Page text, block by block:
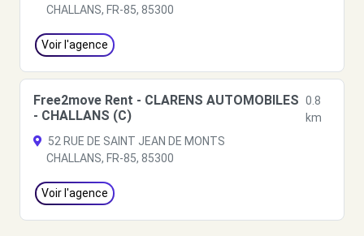
CHALLANS, FR-85, 85300
Voir l'agence
Free2move Rent - CLARENS AUTOMOBILES
- CHALLANS (C)
0.8
km
52 RUE DE SAINT JEAN DE MONTS
CHALLANS, FR-85, 85300
Voir l'agence